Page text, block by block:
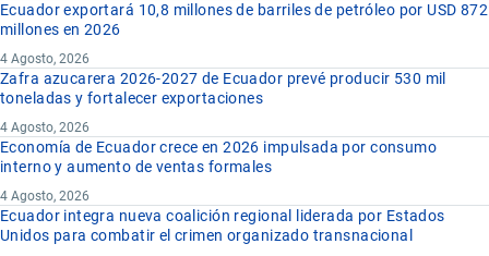
Ecuador exportará 10,8 millones de barriles de petróleo por USD 872
millones en 2026
4 Agosto, 2026
Zafra azucarera 2026-2027 de Ecuador prevé producir 530 mil
toneladas y fortalecer exportaciones
4 Agosto, 2026
Economía de Ecuador crece en 2026 impulsada por consumo
interno y aumento de ventas formales
4 Agosto, 2026
Ecuador integra nueva coalición regional liderada por Estados
Unidos para combatir el crimen organizado transnacional